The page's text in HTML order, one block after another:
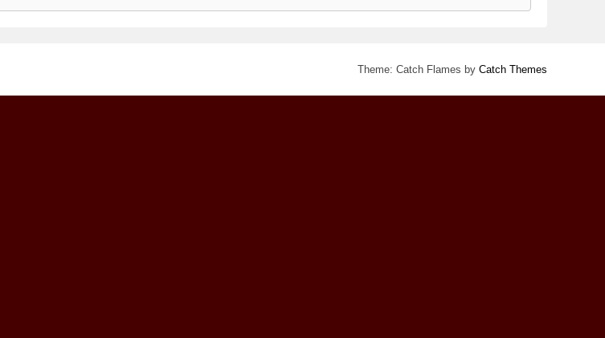
Theme: Catch Flames by Catch Themes